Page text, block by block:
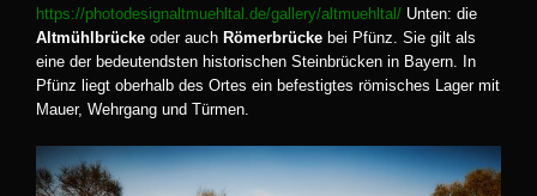
https://photodesignaltmuehltal.de/gallery/altmuehltal/ Unten: die
Altmühlbrücke oder auch Römerbrücke bei Pfünz. Sie gilt als
eine der bedeutendsten historischen Steinbrücken in Bayern. In
Pfünz liegt oberhalb des Ortes ein befestigtes römisches Lager mit
Mauer, Wehrgang und Türmen.